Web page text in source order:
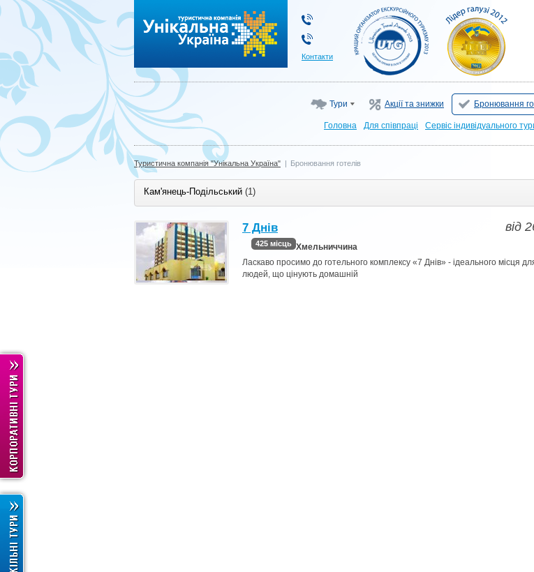
Контакти
Тури Акції та знижки Бронювання
Головна Для cпівпраці Сервіс індивідуального
Туристична компанія "Унікальна Україна" | Бронювання готелів
Кам'янець-Подільський (1)
7 Днів
425 місць Хмельниччина
Ласкаво просимо до готельного комплексу «7 Днів» - ідеального місця
людей, що цінують домашній
від